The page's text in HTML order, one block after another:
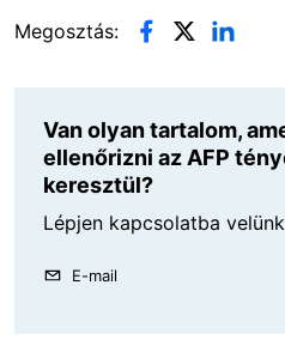
Megosztás:
Van olyan tartalom,
ellenőrizni az AFP
keresztül?
Lépjen kapcsolatba velünk
E-mail